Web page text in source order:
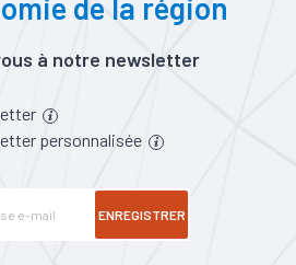
de la région
à notre newsletter
personnalisée
ENREGISTRER